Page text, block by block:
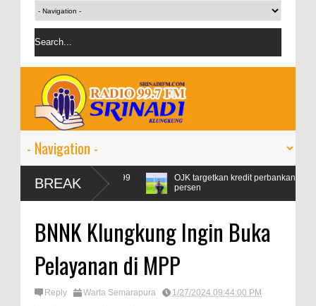
BREAK
Pertamax Naik 99
OJK targetkan kredit perbankan pada 2024
persen
BNNK Klungkung Ingin Buka
Pelayanan di MPP
Reply Warta Semarapura 1/27/2024 09:44:00 PM